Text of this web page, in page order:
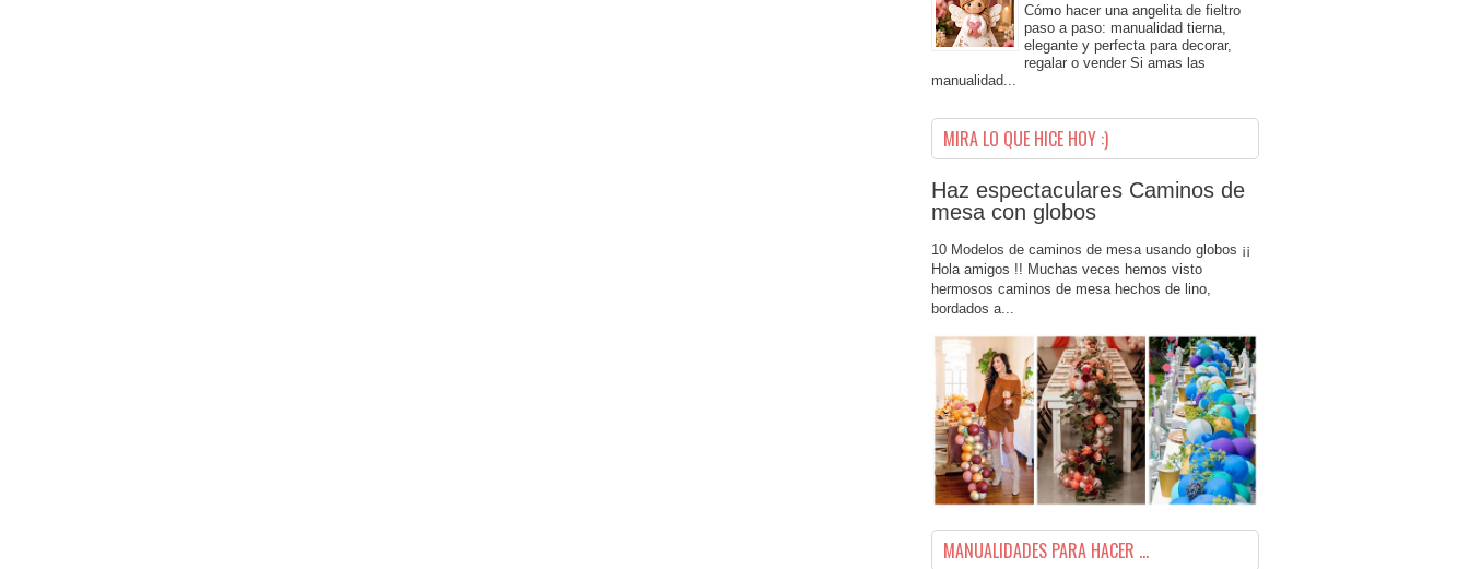
Cómo hacer una angelita de fieltro
paso a paso: manualidad tierna,
elegante y perfecta para decorar,
regalar o vender Si amas las
manualidad...
MIRA LO QUE HICE HOY :)
Haz espectaculares Caminos de
mesa con globos
10 Modelos de caminos de mesa usando globos ¡¡
Hola amigos !! Muchas veces hemos visto
hermosos caminos de mesa hechos de lino,
bordados a...
MANUALIDADES PARA HACER ...